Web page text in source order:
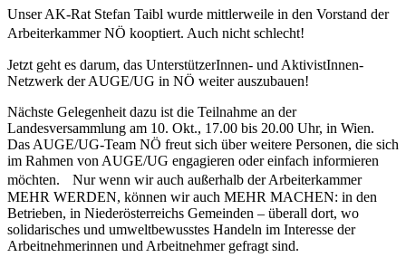
Unser AK-Rat Stefan Taibl wurde mittlerweile in den Vorstand der
Arbeiterkammer NÖ kooptiert. Auch nicht schlecht!
Jetzt geht es darum, das UnterstützerInnen- und AktivistInnen-
Netzwerk der AUGE/UG in NÖ weiter auszubauen!
Nächste Gelegenheit dazu ist die Teilnahme an der
Landesversammlung am 10. Okt., 17.00 bis 20.00 Uhr, in Wien.
Das AUGE/UG-Team NÖ freut sich über weitere Personen, die sich
im Rahmen von AUGE/UG engagieren oder einfach informieren
möchten. Nur wenn wir auch außerhalb der Arbeiterkammer
MEHR WERDEN, können wir auch MEHR MACHEN: in den
Betrieben, in Niederösterreichs Gemeinden – überall dort, wo
solidarisches und umweltbewusstes Handeln im Interesse der
Arbeitnehmerinnen und Arbeitnehmer gefragt sind.